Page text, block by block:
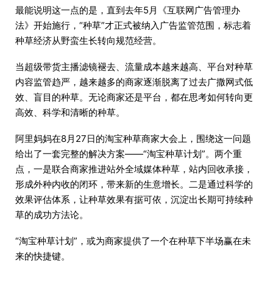
最能说明这一点的是，直到去年5月《互联网广告管理办
法》开始施行，“种草”才正式被纳入广告监管范围，标志着
种草经济从野蛮生长转向规范经营。
当超级带货主播滤镜褪去、流量成本越来越高、平台对种草
内容监管趋严，越来越多的商家逐渐脱离了过去广撒网式低
效、盲目的种草。无论商家还是平台，都在思考如何转向更
高效、科学和清晰的种草。
阿里妈妈在8月27日的淘宝种草商家大会上，围绕这一问题
给出了一套完整的解决方案——“淘宝种草计划”。两个重
点，一是联合商家推进站外全域媒体种草，站内回收承接，
形成外种内收的闭环，带来新的生意增长。二是通过科学的
效果评估体系，让种草效果有据可依，沉淀出长期可持续种
草的成功方法论。
“淘宝种草计划”，或为商家提供了一个在种草下半场赢在未
来的快捷键。